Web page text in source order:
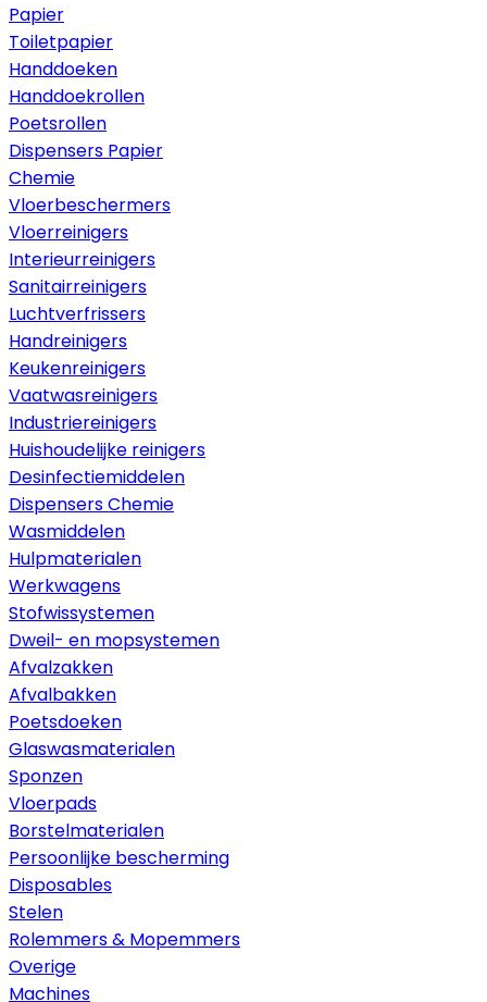
Papier
Toiletpapier
Handdoeken
Handdoekrollen
Poetsrollen
Dispensers Papier
Chemie
Vloerbeschermers
Vloerreinigers
Interieurreinigers
Sanitairreinigers
Luchtverfrissers
Handreinigers
Keukenreinigers
Vaatwasreinigers
Industriereinigers
Huishoudelijke reinigers
Desinfectiemiddelen
Dispensers Chemie
Wasmiddelen
Hulpmaterialen
Werkwagens
Stofwissystemen
Dweil- en mopsystemen
Afvalzakken
Afvalbakken
Poetsdoeken
Glaswasmaterialen
Sponzen
Vloerpads
Borstelmaterialen
Persoonlijke bescherming
Disposables
Stelen
Rolemmers & Mopemmers
Overige
Machines